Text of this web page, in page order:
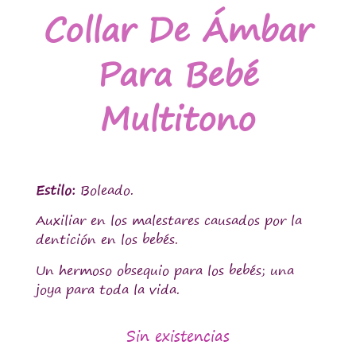
Collar De Ámbar
Para Bebé
Multitono
Estilo:Boleado.
Auxiliar en los malestares causados por la
dentición en los bebés.
Un hermoso obsequio para los bebés; una
joya para toda la vida.
Sin existencias